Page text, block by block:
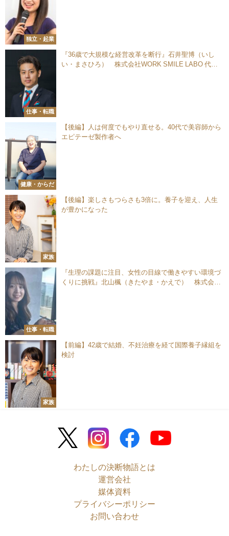
独立・起業
仕事・転職
『36歳で大規模な経営改革を断行』石井聖博（いし
い・まさひろ） 株式会社WORK SMILE LABO 代表
健康・からだ
【後編】人は何度でもやり直せる。40代で美容師から
エピテーゼ製作者へ
家族
【後編】楽しさもつらさも3倍に。養子を迎え、人生
が豊かになった
仕事・転職
『生理の課題に注目、女性の目線で働きやすい環境づ
くりに挑戦』北山楓（きたやま・かえで） 株式会社
家族
【前編】42歳で結婚、不妊治療を経て国際養子縁組を
検討
わたしの決断物語とは
運営会社
媒体資料
プライバシーポリシー
お問い合わせ